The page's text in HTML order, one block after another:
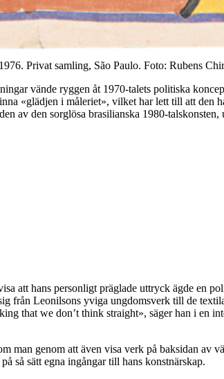
Privat samling, São Paulo. Foto: Rubens
vände ryggen åt 1970-talets politiska
«glädjen i måleriet», vilket har lett till att den
av den sorglösa brasilianska 1980-
att hans personligt präglade uttryck ägde en
från Leonilsons yviga ungdomsverk till de
that we don’t think straight», säger han i en
genom att även visa verk på baksidan av
så sätt egna ingångar till hans konstnärskap.